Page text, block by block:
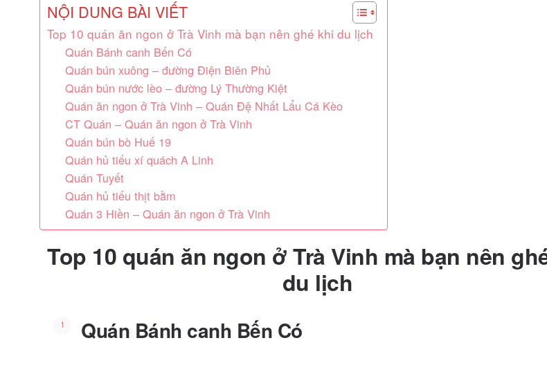
NỘI DUNG BÀI VIẾT
Top 10 quán ăn ngon ở Trà Vinh mà bạn nên ghé khi du lịch
Quán Bánh canh Bến Có
Quán bún xuông – đường Điện Biên Phủ
Quán bún nước lèo – đường Lý Thường Kiệt
Quán ăn ngon ở Trà Vinh – Quán Đệ Nhất Lẩu Cá Kèo
CT Quán – Quán ăn ngon ở Trà Vinh
Quán bún bò Huế 19
Quán hủ tiếu xí quách A Linh
Quán Tuyết
Quán hủ tiếu thịt bằm
Quán 3 Hiền – Quán ăn ngon ở Trà Vinh
Top 10 quán ăn ngon ở Trà Vinh mà bạn nên
du lịch
Quán Bánh canh Bến Có